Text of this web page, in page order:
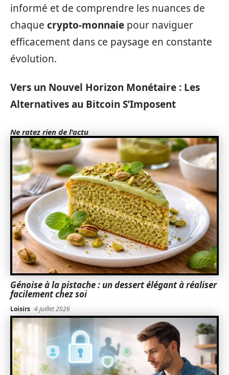
informé et de comprendre les nuances de
chaque crypto-monnaie pour naviguer
efficacement dans ce paysage en constante
évolution.
Vers un Nouvel Horizon Monétaire : Les
Alternatives au Bitcoin S’Imposent
Ne ratez rien de l'actu
Génoise à la pistache : un dessert élégant à réaliser
facilement chez soi
Loisirs 4 juillet 2026